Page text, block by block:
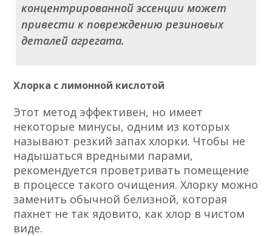
концентрированной эссенции может
привести к повреждению резиновых
деталей агрегата.
Хлорка с лимонной кислотой
Этот метод эффективен, но имеет
некоторые минусы, одним из которых
называют резкий запах хлорки. Чтобы не
надышаться вредными парами,
рекомендуется проветривать помещение
в процессе такого очищения. Хлорку можно
заменить обычной белизной, которая
пахнет не так ядовито, как хлор в чистом
виде.